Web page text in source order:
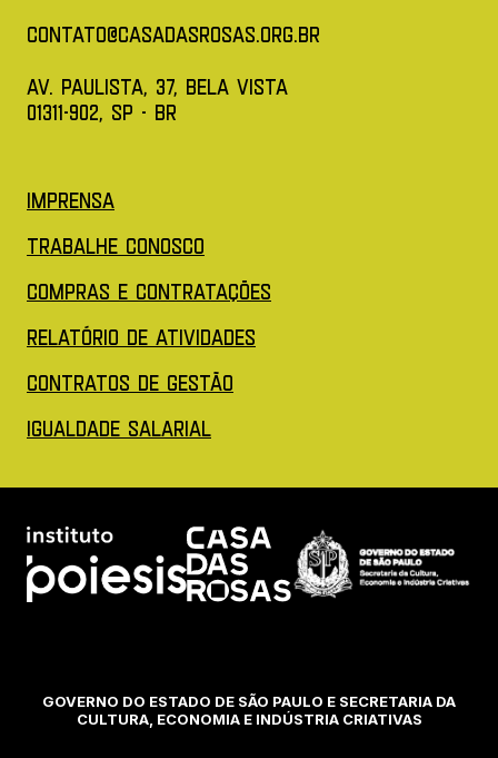
contato@casadasrosas.org.br
av. paulista, 37, bela vista
01311-902, SP - BR
Imprensa
Trabalhe conosco
COMPRAS E CONTRATAÇÕES
Relatório de Atividades
Contratos de Gestão
IGUALDADE SALARIAL
Acessar site do Poiesis (Abre em nova aba)
Acessar site da Casa das
GOVERNO DO ESTADO DE SÃO PAULO E SECRETARIA DA
CULTURA, ECONOMIA E INDÚSTRIA CRIATIVAS